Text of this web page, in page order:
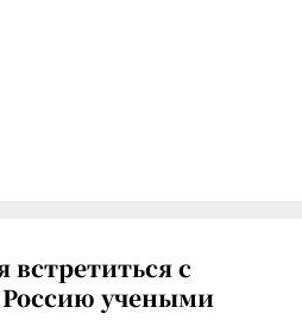
встретиться с
учеными